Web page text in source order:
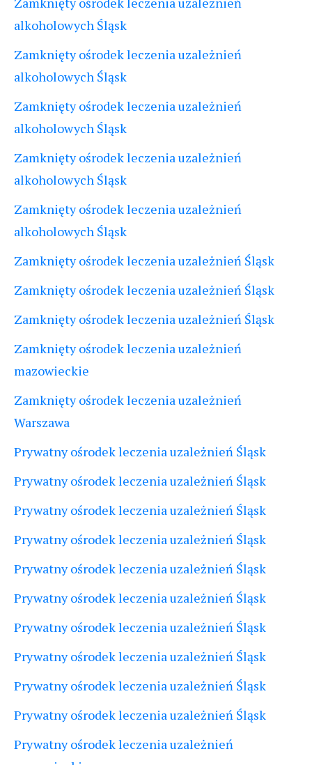
alkoholowych Śląsk
Zamknięty ośrodek leczenia uzależnień
alkoholowych Śląsk
Zamknięty ośrodek leczenia uzależnień
alkoholowych Śląsk
Zamknięty ośrodek leczenia uzależnień
alkoholowych Śląsk
Zamknięty ośrodek leczenia uzależnień
alkoholowych Śląsk
Zamknięty ośrodek leczenia uzależnień Śląsk
Zamknięty ośrodek leczenia uzależnień Śląsk
Zamknięty ośrodek leczenia uzależnień Śląsk
Zamknięty ośrodek leczenia uzależnień
mazowieckie
Zamknięty ośrodek leczenia uzależnień
Warszawa
Prywatny ośrodek leczenia uzależnień Śląsk
Prywatny ośrodek leczenia uzależnień Śląsk
Prywatny ośrodek leczenia uzależnień Śląsk
Prywatny ośrodek leczenia uzależnień Śląsk
Prywatny ośrodek leczenia uzależnień Śląsk
Prywatny ośrodek leczenia uzależnień Śląsk
Prywatny ośrodek leczenia uzależnień Śląsk
Prywatny ośrodek leczenia uzależnień Śląsk
Prywatny ośrodek leczenia uzależnień Śląsk
Prywatny ośrodek leczenia uzależnień Śląsk
Prywatny ośrodek leczenia uzależnień